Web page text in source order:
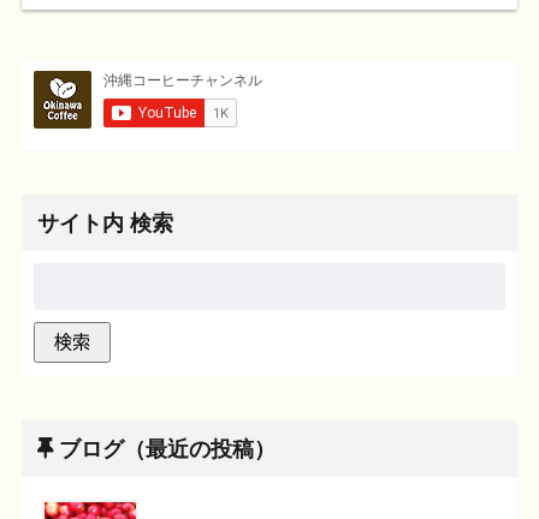
サイト内 検索
ブログ（最近の投稿）